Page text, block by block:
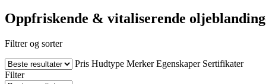
Oppfriskende & vitaliserende
Filtrer og sorter
Pris Hudtype Merker Egenskaper Sertifikater
Filter